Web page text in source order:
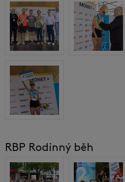
RBP Rodinný běh